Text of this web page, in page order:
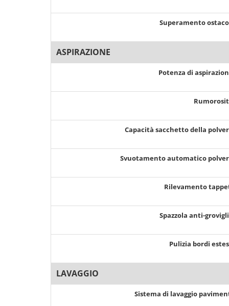
Superamento
ASPIRAZIONE
Potenza di
Capacità sacchetto della
Svuotamento automatico
Rilevamento
Spazzola anti-
Pulizia bordi
LAVAGGIO
Sistema di lavaggio